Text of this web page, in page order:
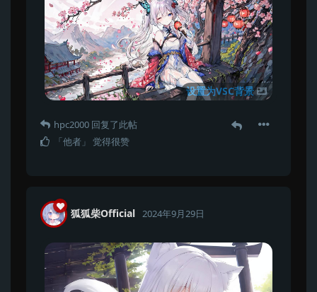
设置为VSC背景
hpc2000 回复了此帖
「他者」 觉得很赞
狐狐柴Official 2024年9月29日